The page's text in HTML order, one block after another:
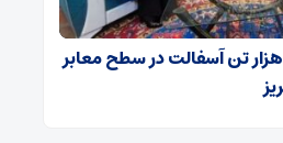
پیش بینی توزیع ۱۰۰ هزار تن آسفالت در سطح معابر